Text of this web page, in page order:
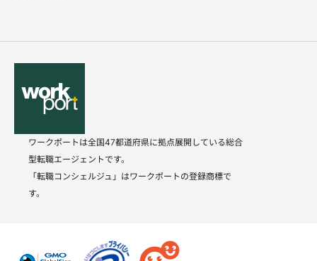
ワークポートは全国47都道府県に拠点展開している総合
型転職エージェントです。
「転職コンシェルジュ」はワークポートの登録商標で
す。